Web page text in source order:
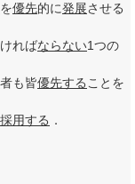
を優先的に発展させる
ればならない1つの
者も皆優先する ことを
採用する ．